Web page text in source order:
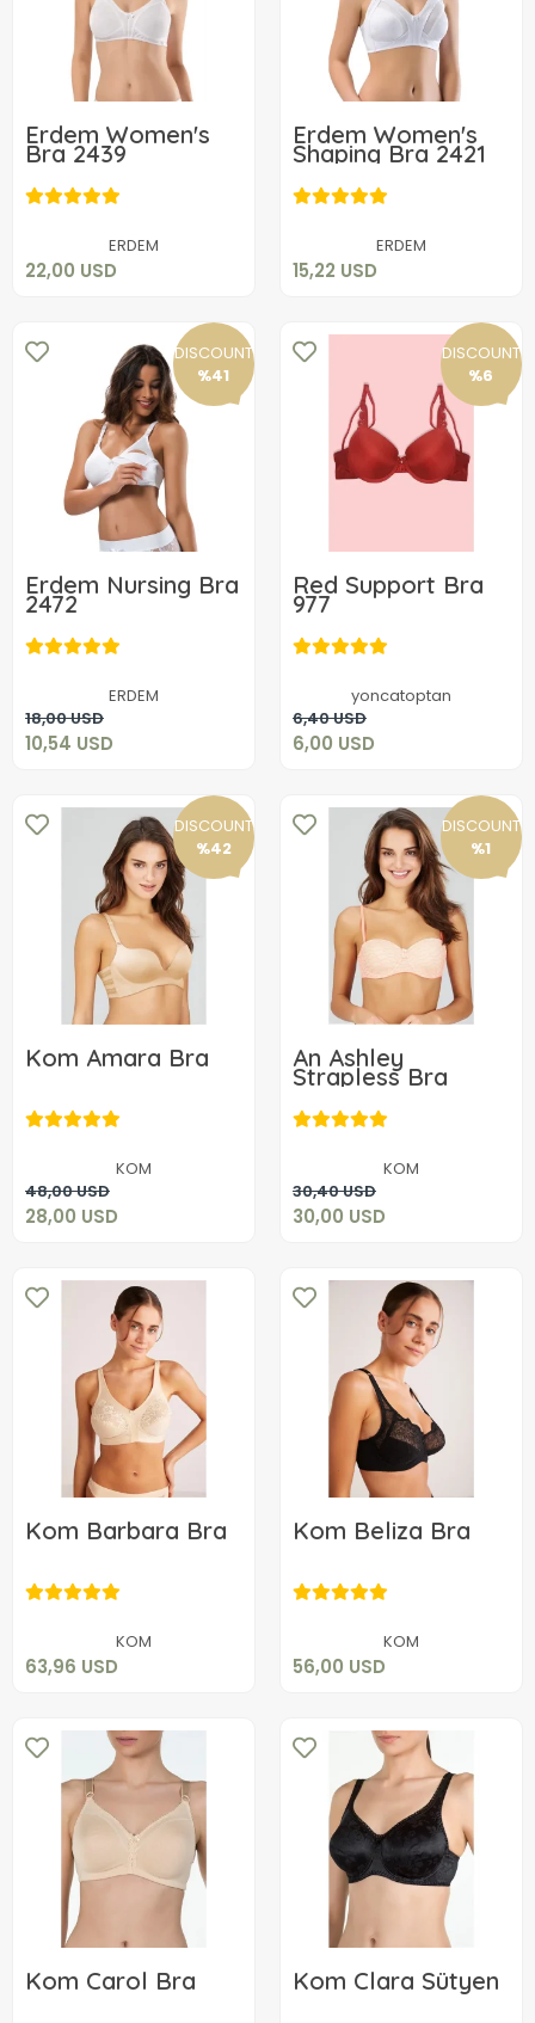
Erdem Women's
Bra 2439
ERDEM
22,00 USD
22,00 USD
Erdem Women's
Shaping Bra 2421
ERDEM
15,22 USD
15,22 USD
DISCOUNT
%41
Erdem Nursing Bra
2472
ERDEM
18,00 USD
10,54 USD
10,54 USD
Add to cart
DISCOUNT
%6
Red Support Bra
977
yoncatoptan
6,40 USD
6,00 USD
6,00 USD
Add to cart
DISCOUNT
%42
Kom Amara Bra
KOM
48,00 USD
28,00 USD
28,00 USD
Add to cart
DISCOUNT
%1
An Ashley
Strapless Bra
KOM
30,40 USD
30,00 USD
30,00 USD
Add to cart
Kom Barbara Bra
KOM
63,96 USD
63,96 USD
Kom Beliza Bra
KOM
56,00 USD
56,00 USD
Kom Carol Bra
Kom Clara Sütyen